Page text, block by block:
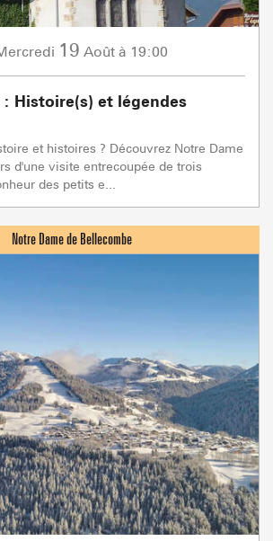
19 Août à 19:00
Histoire(s) et légendes
et histoires ? Découvrez Notre Dame
d'une visite entrecoupée de trois
des petits e...